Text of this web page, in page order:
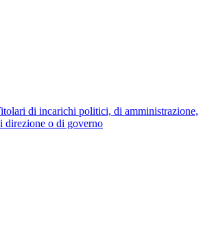
di incarichi politici, di amministrazione,
direzione o di governo